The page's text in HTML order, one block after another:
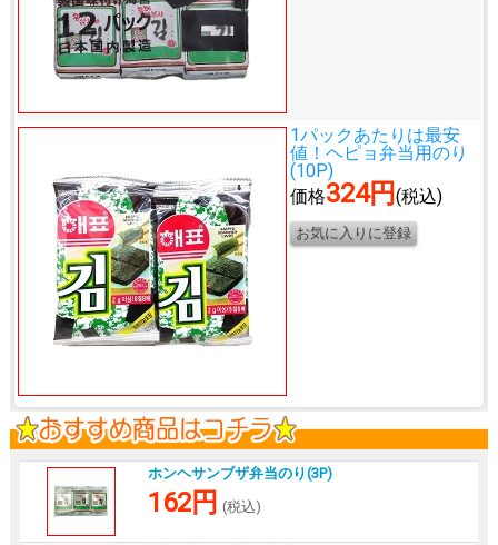
1パックあたりは最安
値！ ヘピョ弁当用のり
(10P)
価格324円 (税込)
ホンヘサンブザ弁当のり(3P)
162円 (税込)